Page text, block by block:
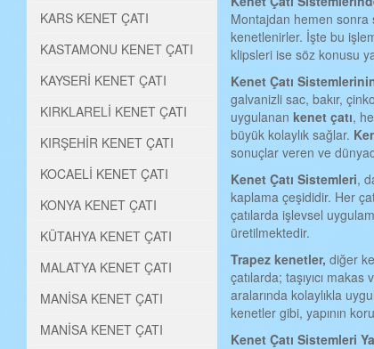
KARS KENET ÇATI
KASTAMONU KENET ÇATI
KAYSERİ KENET ÇATI
KIRKLARELİ KENET ÇATI
KIRŞEHİR KENET ÇATI
KOCAELİ KENET ÇATI
KONYA KENET ÇATI
KÜTAHYA KENET ÇATI
MALATYA KENET ÇATI
MANİSA KENET ÇATI
MANİSA KENET ÇATI
Montajdan hemen sonra
kenetlenirler. İşte bu
klipsleri ise söz konusu
Kenet Çatı S
galvanizli sac, bakır,
uygulanan kenet çatı,
büyük kolaylık sağlar.
sonuçlar veren ve
Kenet Çatı Sistemleri,
kaplama çeşididir. Her
çatılarda işlevsel
üretilmektedir.
Trapez kenetler, diğer
çatılarda; taşıyıcı
aralarında kolaylıkla
kenetler gibi, yapının
Kenet Çatı Sistemleri